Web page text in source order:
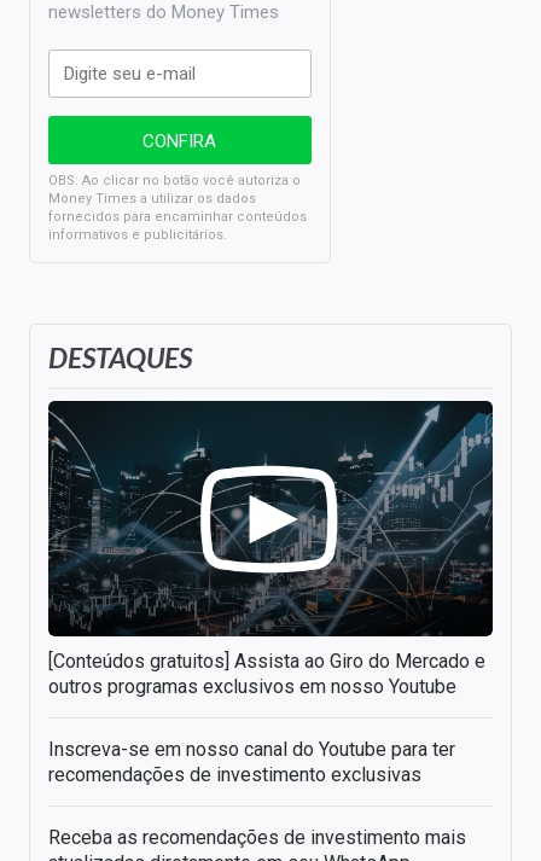
DESTAQUES
[Conteúdos gratuitos] Assista ao Giro do Mercado e
outros programas exclusivos em nosso Youtube
Inscreva-se em nosso canal do Youtube para ter
recomendações de investimento exclusivas
Receba as recomendações de investimento mais
newsletters do Money Times
OBS: Ao clicar no botão você autoriza o
Money Times a utilizar os dados
fornecidos para encaminhar conteúdos
informativos e publicitários.